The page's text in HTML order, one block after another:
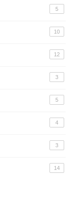
5
10
12
3
5
4
3
14